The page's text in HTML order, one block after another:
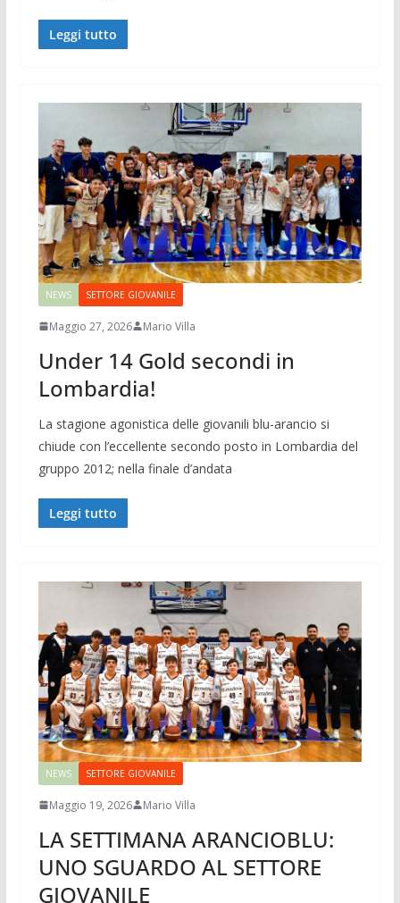
Leggi tutto
NEWS SETTORE GIOVANILE
Maggio 27, 2026 Mario Villa
Under 14 Gold secondi in
Lombardia!
La stagione agonistica delle giovanili blu-arancio si
chiude con l’eccellente secondo posto in Lombardia del
gruppo 2012; nella finale d’andata
Leggi tutto
NEWS SETTORE GIOVANILE
Maggio 19, 2026 Mario Villa
LA SETTIMANA ARANCIOBLU:
UNO SGUARDO AL SETTORE
GIOVANILE